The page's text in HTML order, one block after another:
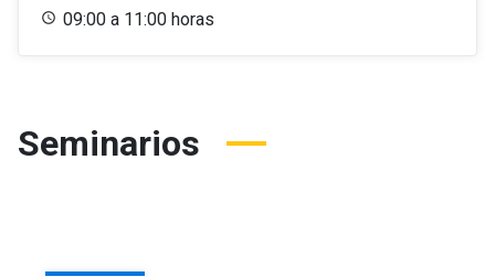
09:00 a 11:00 horas
Seminarios